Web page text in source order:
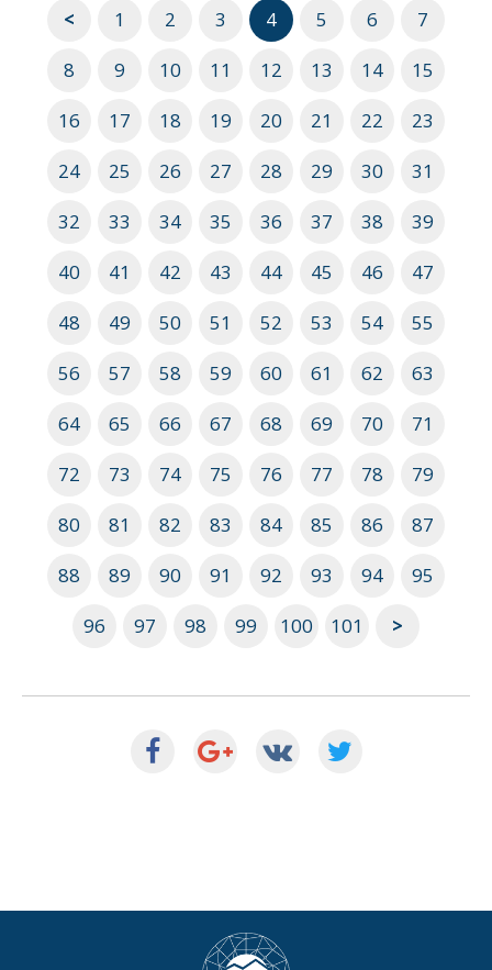
< 1 2 3 4 5 6
7
8
9 10 11 12 13 14
15
16
17 18 19 20 21 22
23
24
25 26 27 28 29 30
31
32
33 34 35 36 37 38
39
40
41 42 43 44 45 46
47
48
49 50 51 52 53 54
55
56
57 58 59 60 61 62
63
64
65 66 67 68 69 70
71
72
73 74 75 76 77 78
79
80
81 82 83 84 85 86
87
88
89 90 91 92 93 94
95
96
97 98 99 100 101 >